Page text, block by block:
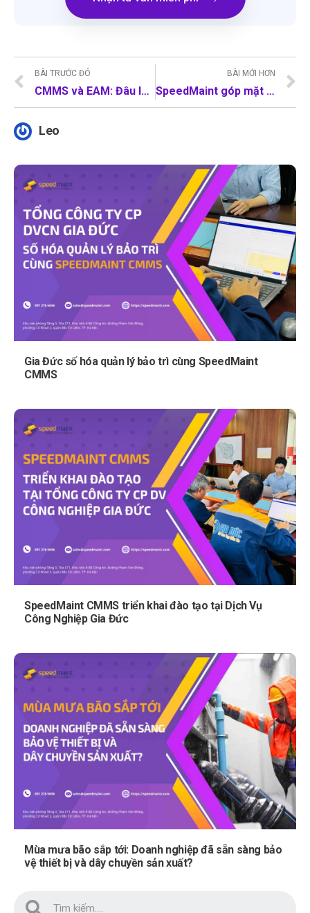
BÀI TRƯỚC ĐÓ
CMMS và EAM: Đâu là sự khác biệt bạn cần biết?
BÀI MỚI HƠN
SpeedMaint góp mặt trong sự kiện hàng đầu MedTech 4.0: Kết nối Công nghệ chuyển đổi số Y tế và Bệnh viện
Leo
Gia Đức số hóa quản lý bảo trì cùng SpeedMaint
CMMS
SpeedMaint CMMS triển khai đào tạo tại Dịch Vụ
Công Nghiệp Gia Đức
Mùa mưa bão sắp tới: Doanh nghiệp đã sẵn sàng bảo
vệ thiết bị và dây chuyền sản xuất?